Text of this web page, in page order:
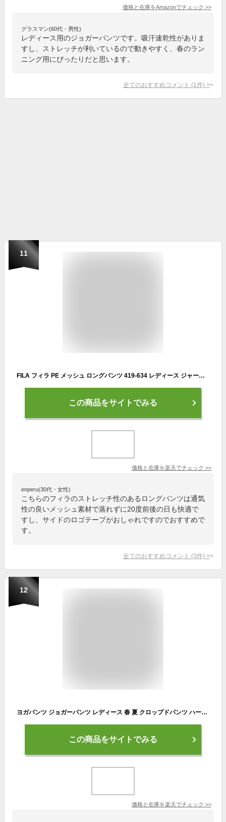
価格と在庫をAmazonでチェック >>
グラスマン(60代・男性)
レディース用のジョガーパンツです。吸汗速乾性がありま
すし、ストレッチが利いているので動きやすく、春のラン
ニング用にぴったりだと思います。
全てのおすすめコメント (1 件) >
11
FILA フィラ PE メッシュ ロングパンツ 419-634 レディース ジャージパンツ 股下62cm トレーニング RUNNING FITNESS
この商品をサイトでみる
価格と在庫を楽天でチェック >>
enperu(30代・女性)
こちらのフィラのストレッチ性のあるロングパンツは通気
性の良いメッシュ素材で蒸れずに20度前後の日も快適で
すし、サイドのロゴテープがおしゃれですのでおすすめで
す。
全てのおすすめコメント (3件) >
12
ヨガパンツ ジョガーパンツ レディース 春 夏 クロップドパンツ ハーフパンツ 涼しい 吸汗速乾 ストレッチ ウエストゴム シャーリング 七分丈 ひざ下 ウォーキングウェア フィットネスウェア スポーツウェア 黒 ピンク グレー チャコール ゆったり M L LL 3L 大きいサイズ
この商品をサイトでみる
価格と在庫を楽天でチェック >>